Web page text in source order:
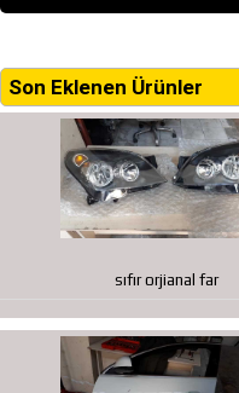
Son Eklenen Ürünler
sıfır orjianal far